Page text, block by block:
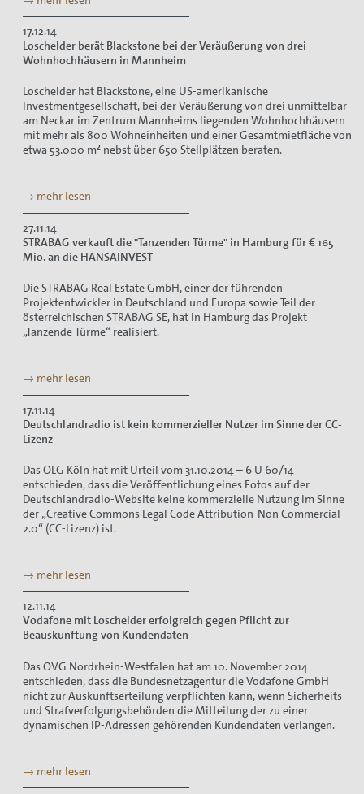
17.12.14
Loschelder berät Blackstone bei der Veräußerung von drei
Wohnhochhäusern in Mannheim
Loschelder hat Blackstone, eine US-amerikanische
Investmentgesellschaft, bei der Veräußerung von drei unmittelbar
am Neckar im Zentrum Mannheims liegenden Wohnhochhäusern
mit mehr als 800 Wohneinheiten und einer Gesamtmietfläche von
etwa 53.000 m² nebst über 650 Stellplätzen beraten.
→ mehr lesen
27.11.14
STRABAG verkauft die "Tanzenden Türme" in Hamburg für € 165
Mio. an die HANSAINVEST
Die STRABAG Real Estate GmbH, einer der führenden
Projektentwickler in Deutschland und Europa sowie Teil der
österreichischen STRABAG SE, hat in Hamburg das Projekt
„Tanzende Türme“ realisiert.
→ mehr lesen
17.11.14
Deutschlandradio ist kein kommerzieller Nutzer im Sinne der CC-
Lizenz
Das OLG Köln hat mit Urteil vom 31.10.2014 – 6 U 60/14
entschieden, dass die Veröffentlichung eines Fotos auf der
Deutschlandradio-Website keine kommerzielle Nutzung im Sinne
der „Creative Commons Legal Code Attribution-Non Commercial
2.0“ (CC-Lizenz) ist.
→ mehr lesen
12.11.14
Vodafone mit Loschelder erfolgreich gegen Pflicht zur
Beauskunftung von Kundendaten
Das OVG Nordrhein-Westfalen hat am 10. November 2014
entschieden, dass die Bundesnetzagentur die Vodafone GmbH
nicht zur Auskunftserteilung verpflichten kann, wenn Sicherheits-
und Strafverfolgungsbehörden die Mitteilung der zu einer
dynamischen IP-Adressen gehörenden Kundendaten verlangen.
→ mehr lesen